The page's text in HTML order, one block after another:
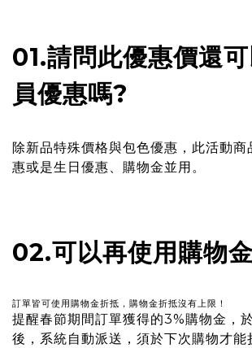
01.請問此優惠價還
員優惠嗎?
除新品特殊價格與包色優惠，此活動商
惠或是生日優惠、購物金並用。
02.可以再使用購物
訂單皆可使用購物金折抵，購物金折抵沒有上限！
提醒春節期間訂單獲得的3%購物金，
後，系統自動派送，須於下次購物才能